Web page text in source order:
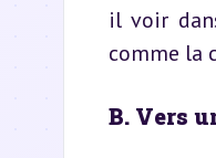
il voir
comme la
B. Vers